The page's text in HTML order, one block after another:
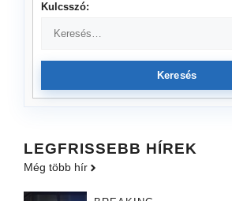
Kulcsszó:
Keresés
LEGFRISSEBB HÍREK
Még több hír